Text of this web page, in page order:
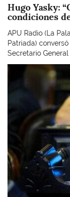
Hugo Yasky:
condiciones
APU Radio (La
Patriada)
Secretario General